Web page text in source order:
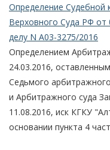
Определение Судебной
Верховного Суда РФ от
делу N А03-3275/2016
Определением
24.03.2016,
Седьмого
и Арбитражного суда
11.08.2016, иск КГКУ
основании пункта 4